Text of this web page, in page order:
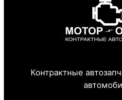
Контрактные